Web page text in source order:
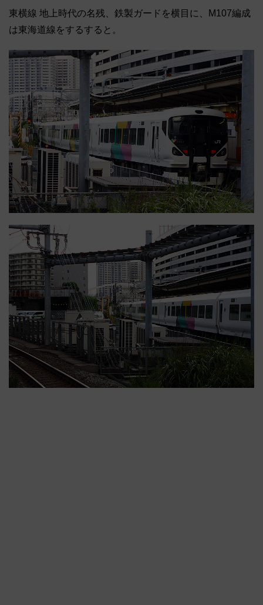
東横線 地上時代の名残、鉄製ガードを横目に、M107編成
は東海道線をするすると。